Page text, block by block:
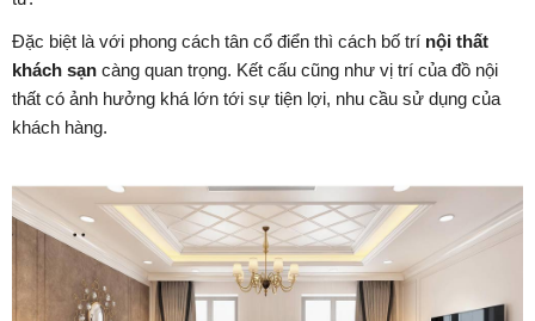
Đặc biệt là với phong cách tân cổ điển thì cách bố trí nội thất
khách sạn càng quan trọng. Kết cấu cũng như vị trí của đồ nội
thất có ảnh hưởng khá lớn tới sự tiện lợi, nhu cầu sử dụng của
khách hàng.